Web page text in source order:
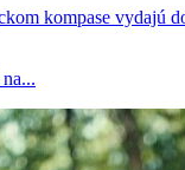
kompase vydajú